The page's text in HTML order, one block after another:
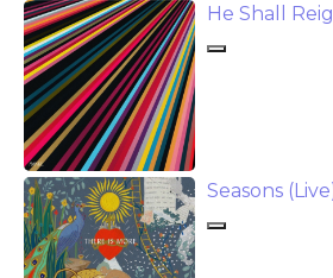
He Shall
Seasons